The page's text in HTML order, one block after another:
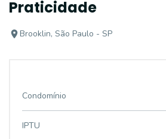
Praticidade
Brooklin, São Paulo - SP
Condomínio
IPTU